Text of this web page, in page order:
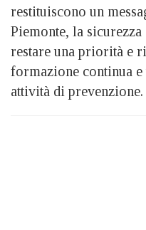
restituiscono un
Piemonte, la
restare una priorità e
formazione continua
attività di prevenzione.